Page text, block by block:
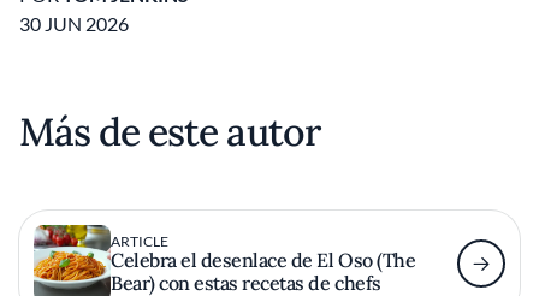
30 JUN 2026
Más de este autor
ARTICLE
Celebra el desenlace de El Oso (The
Bear) con estas recetas de chefs